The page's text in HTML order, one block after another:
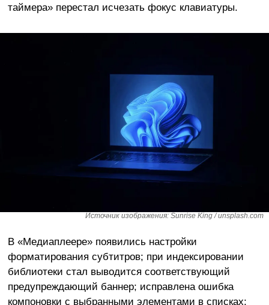
таймера» перестал исчезать фокус клавиатуры.
Источник изображения: Sunrise King / unsplash.com
В «Медиаплеере» появились настройки
форматирования субтитров; при индексировании
библиотеки стал выводится соответствующий
предупреждающий баннер; исправлена ошибка
компоновки с выбранными элементами в списках;